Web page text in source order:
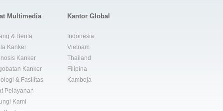
Multimedia
& Berita
Kanker
Kanker
Kanker
& Fasilitas
Pelayanan
Kami
Kantor Global
Indonesia
Vietnam
Thailand
Filipina
Kamboja